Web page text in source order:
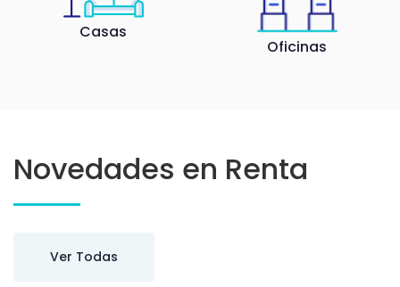
Casas
Oficinas
Novedades en Renta
Ver Todas